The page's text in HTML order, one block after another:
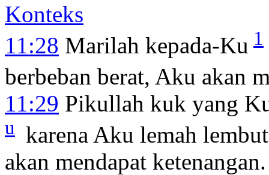
Konteks
11:28 Marilah kepada-Ku 1
berbeban berat, Aku akan
11:29 Pikullah kuk yang
u karena Aku lemah
akan mendapat ketenangan.